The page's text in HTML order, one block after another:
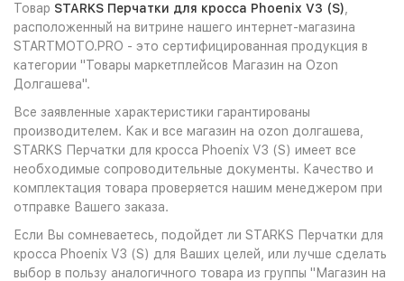
Товар STARKS Перчатки для кросса Phoenix V3 (S)
расположенный на витрине нашего интернет-магазина
STARTMOTO.PRO - это сертифицированная продукция в
категории "Товары маркетплейсов Магазин на Ozon
Долгашева".
Все заявленные характеристики гарантированы
производителем. Как и все магазин на ozon долгашева,
STARKS Перчатки для кросса Phoenix V3 (S) имеет все
необходимые сопроводительные документы. Качество и
комплектация товара проверяется нашим менеджером при
отправке Вашего заказа.
Если Вы сомневаетесь, подойдет ли STARKS Перчатки для
кросса Phoenix V3 (S) для Ваших целей, или лучше сделать
выбор в пользу аналогичного товара из группы "Магазин на